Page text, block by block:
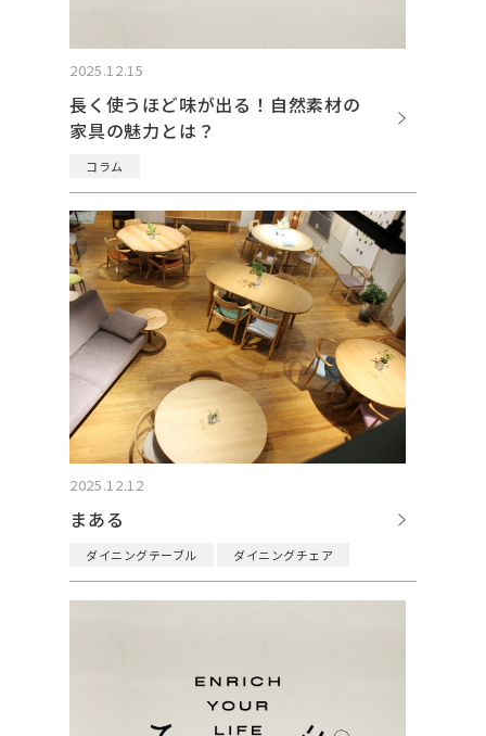
2025.12.15
長く使うほど味が出る！自然素材の
家具の魅力とは？
コラム
2025.12.12
まある
ダイニングテーブル ダイニングチェア